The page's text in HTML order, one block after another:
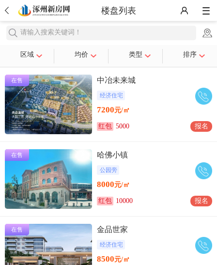
楼盘列表
请输入搜索关键词！
区域 均价 类型 排序
在售 中冶未来城
经济住宅
7200元/㎡
红包 5000 报名
在售 哈佛小镇
公园旁
8000元/㎡
红包 10000 报名
在售 金品世家
经济住宅
8500元/㎡